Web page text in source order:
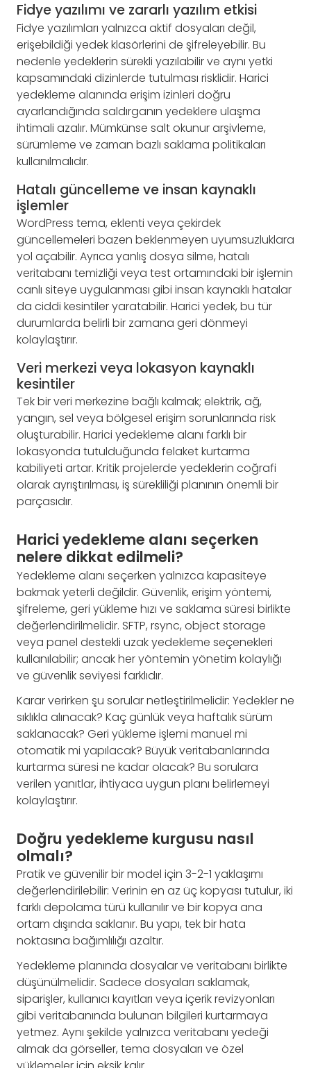
Fidye yazılımı ve zararlı yazılım etkisi
Fidye yazılımları yalnızca aktif dosyaları değil,
erişebildiği yedek klasörlerini de şifreleyebilir. Bu
nedenle yedeklerin sürekli yazılabilir ve aynı yetki
kapsamındaki dizinlerde tutulması risklidir. Harici
yedekleme alanında erişim izinleri doğru
ayarlandığında saldırganın yedeklere ulaşma
ihtimali azalır. Mümkünse salt okunur arşivleme,
sürümleme ve zaman bazlı saklama politikaları
kullanılmalıdır.
Hatalı güncelleme ve insan kaynaklı
işlemler
WordPress tema, eklenti veya çekirdek
güncellemeleri bazen beklenmeyen uyumsuzluklara
yol açabilir. Ayrıca yanlış dosya silme, hatalı
veritabanı temizliği veya test ortamındaki bir işlemin
canlı siteye uygulanması gibi insan kaynaklı hatalar
da ciddi kesintiler yaratabilir. Harici yedek, bu tür
durumlarda belirli bir zamana geri dönmeyi
kolaylaştırır.
Veri merkezi veya lokasyon kaynaklı
kesintiler
Tek bir veri merkezine bağlı kalmak; elektrik, ağ,
yangın, sel veya bölgesel erişim sorunlarında risk
oluşturabilir. Harici yedekleme alanı farklı bir
lokasyonda tutulduğunda felaket kurtarma
kabiliyeti artar. Kritik projelerde yedeklerin coğrafi
olarak ayrıştırılması, iş sürekliliği planının önemli bir
parçasıdır.
Harici yedekleme alanı seçerken
nelere dikkat edilmeli?
Yedekleme alanı seçerken yalnızca kapasiteye
bakmak yeterli değildir. Güvenlik, erişim yöntemi,
şifreleme, geri yükleme hızı ve saklama süresi birlikte
değerlendirilmelidir. SFTP, rsync, object storage
veya panel destekli uzak yedekleme seçenekleri
kullanılabilir; ancak her yöntemin yönetim kolaylığı
ve güvenlik seviyesi farklıdır.
Karar verirken şu sorular netleştirilmelidir: Yedekler ne
sıklıkla alınacak? Kaç günlük veya haftalık sürüm
saklanacak? Geri yükleme işlemi manuel mi
otomatik mi yapılacak? Büyük veritabanlarında
kurtarma süresi ne kadar olacak? Bu sorulara
verilen yanıtlar, ihtiyaca uygun planı belirlemeyi
kolaylaştırır.
Doğru yedekleme kurgusu nasıl
olmalı?
Pratik ve güvenilir bir model için 3-2-1 yaklaşımı
değerlendirilebilir: Verinin en az üç kopyası tutulur, iki
farklı depolama türü kullanılır ve bir kopya ana
ortam dışında saklanır. Bu yapı, tek bir hata
noktasına bağımlılığı azaltır.
Yedekleme planında dosyalar ve veritabanı birlikte
düşünülmelidir. Sadece dosyaları saklamak,
siparişler, kullanıcı kayıtları veya içerik revizyonları
gibi veritabanında bulunan bilgileri kurtarmaya
yetmez. Aynı şekilde yalnızca veritabanı yedeği
almak da görseller, tema dosyaları ve özel